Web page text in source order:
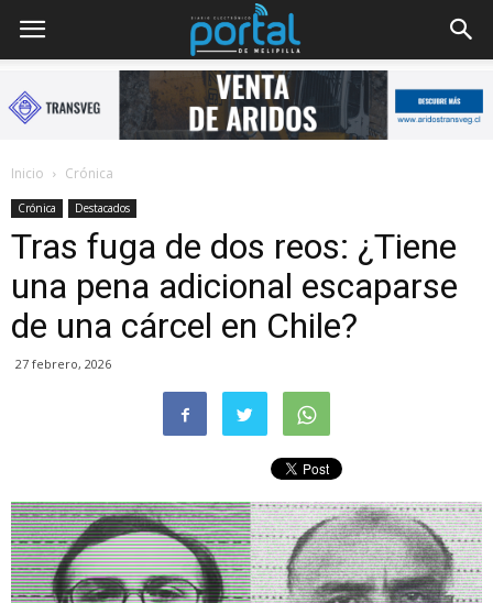
Inicio Crónica
Crónica Destacados
Tras fuga de dos reos: ¿Tiene
una pena adicional escaparse
de una cárcel en Chile?
27 febrero, 2026